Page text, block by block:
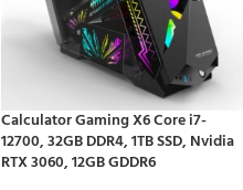
Calculator Gaming X6 Core i7-
12700, 32GB DDR4, 1TB SSD, Nvidia
RTX 3060, 12GB GDDR6